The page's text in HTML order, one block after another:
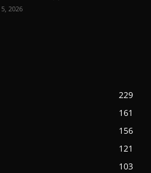
2026
229
161
156
121
103